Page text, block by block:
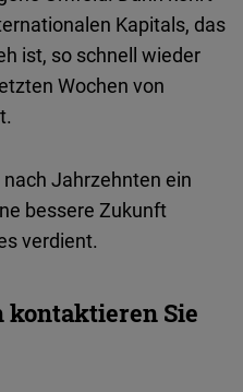
Kapitals, das
ist, so schnell wieder
Wochen von
Jahrzehnten ein
bessere Zukunft
verdient.
kontaktieren Sie